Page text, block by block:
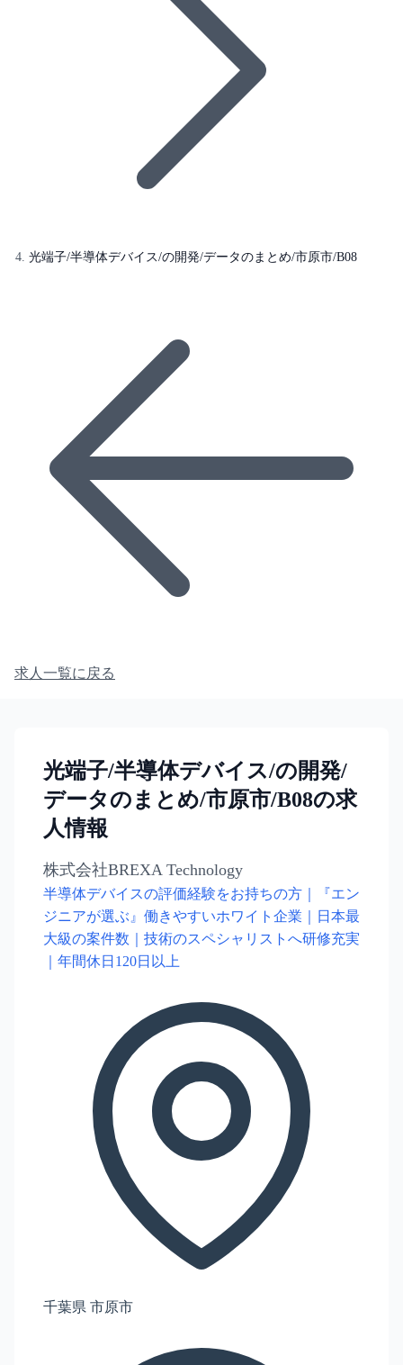
光端子/半導体デバイス/の開発/データのまとめ/市原市/B08
求人一覧に戻る
光端子/半導体デバイス/の開発/
データのまとめ/市原市/B08の求
人情報
株式会社BREXA Technology
半導体デバイスの評価経験をお持ちの方｜『エン
ジニアが選ぶ』働きやすいホワイト企業｜日本最
大級の案件数｜技術のスペシャリストへ研修充実
｜年間休日120日以上
千葉県 市原市